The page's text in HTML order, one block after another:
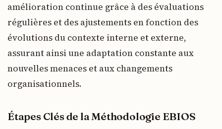
amélioration continue grâce à des évaluations
régulières et des ajustements en fonction des
évolutions du contexte interne et externe,
assurant ainsi une adaptation constante aux
nouvelles menaces et aux changements
organisationnels.
Étapes Clés de la Méthodologie EBIOS